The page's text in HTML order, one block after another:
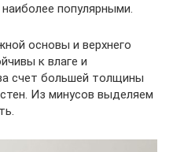
популярными.
основы и верхнего
к влаге и
счет большей толщины
Из минусов выделяем